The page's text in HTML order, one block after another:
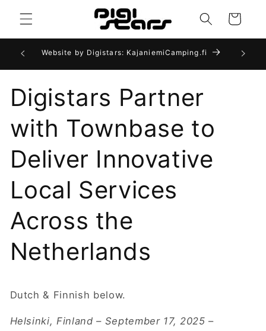
naar de
content
Winkelwagen
Website by Digistars: KajaniemiCamping.fi
Digistars Partner
with Townbase to
Deliver Innovative
Local Services
Across the
Netherlands
Dutch & Finnish below.
Helsinki, Finland – September 17, 2025 –